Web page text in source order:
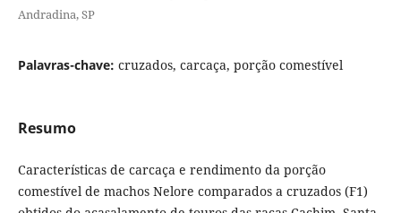
Andradina, SP
Palavras-chave: cruzados, carcaça, porção comestível
Resumo
Características de carcaça e rendimento da porção
comestível de machos Nelore comparados a cruzados (F1)